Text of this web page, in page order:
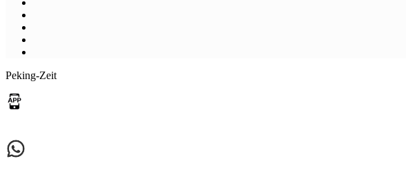
Peking-Zeit